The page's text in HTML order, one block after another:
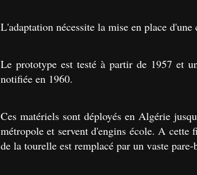
L'adaptation nécessite la mise en place
Le prototype est testé à partir de 1957 et
notifiée en 1960.
Ces matériels sont déployés en Algérie
métropole et servent d'engins école. A cette
de la tourelle est remplacé par un vaste pare-